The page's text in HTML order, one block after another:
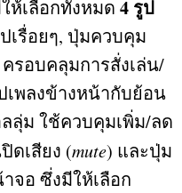
ห้เลือกทั้งหมด 4 รูป
เรื่อยๆ, ปุ่มควบคุม
ครอบคลุมการสั่งเล่น/
เพลงข้างหน้ากับย้อน
ลุ่ม ใช้ควบคุมเพิ่ม/ลด
ดเสียง (mute) และปุ่ม
จอ ซึ่งมีให้เลือก